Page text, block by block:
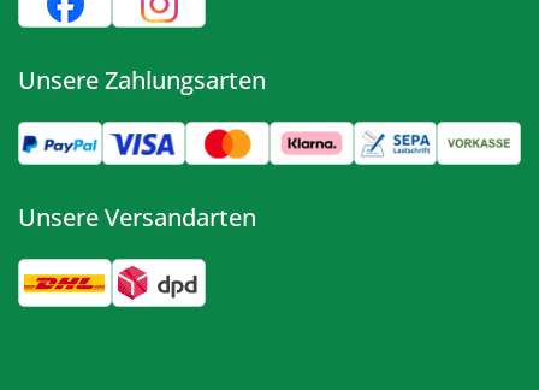
Unsere Zahlungsarten
Unsere Versandarten